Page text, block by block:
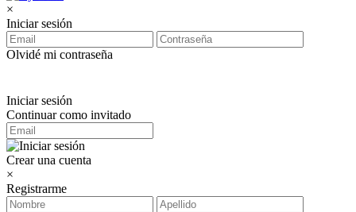
×
Iniciar sesión
Olvidé mi contraseña
Iniciar sesión
Continuar como invitado
Crear una cuenta
×
Registrarme